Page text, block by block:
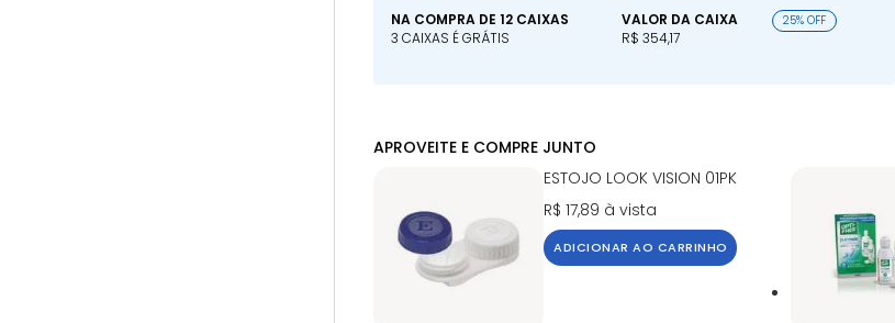
NA COMPRA DE 12 CAIXAS
3 CAIXAS É GRÁTIS
VALOR DA CAIXA
R$ 354,17
25% OFF
APROVEITE E COMPRE JUNTO
ESTOJO LOOK VISION 01PK
R$ 17,89 à vista
ADICIONAR AO CARRINHO